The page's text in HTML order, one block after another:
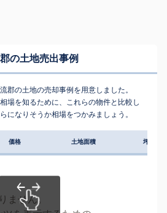
の土地売出事例
郡の土地の売却事例を用意しました。
場を知るために、これらの物件と比較し
になりそうか相場をつかみましょう。
価格 土地面積 坪単価
ません。